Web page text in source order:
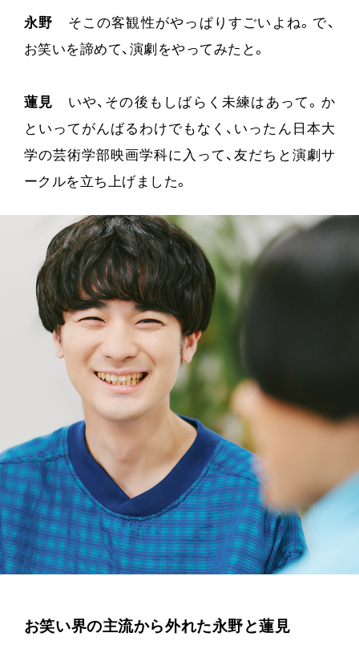
永野 そこの客観性がやっぱりすごいよね。で、
お笑いを諦めて、演劇をやってみたと。
蓮見 いや、その後もしばらく未練はあって。か
といってがんばるわけでもなく、いったん日本大
学の芸術学部映画学科に入って、友だちと演劇サ
ークルを立ち上げました。
お笑い界の主流から外れた永野と蓮見